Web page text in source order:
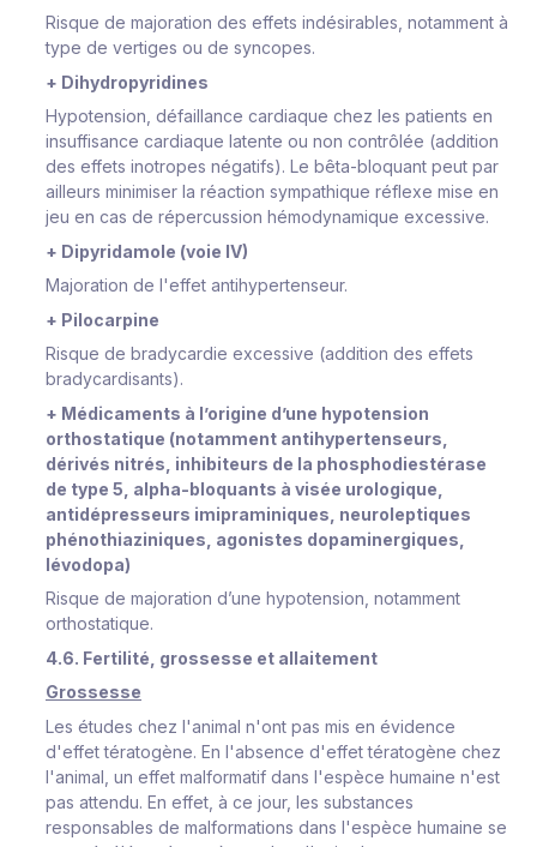
Risque de majoration des effets indésirables, notamment à
type de vertiges ou de syncopes.
+ Dihydropyridines
Hypotension, défaillance cardiaque chez les patients en
insuffisance cardiaque latente ou non contrôlée (addition
des effets inotropes négatifs). Le bêta-bloquant peut par
ailleurs minimiser la réaction sympathique réflexe mise en
jeu en cas de répercussion hémodynamique excessive.
+ Dipyridamole (voie IV)
Majoration de l'effet antihypertenseur.
+ Pilocarpine
Risque de bradycardie excessive (addition des effets
bradycardisants).
+ Médicaments à l’origine d’une hypotension
orthostatique (notamment antihypertenseurs,
dérivés nitrés, inhibiteurs de la phosphodiestérase
de type 5, alpha-bloquants à visée urologique,
antidépresseurs imipraminiques, neuroleptiques
phénothiaziniques, agonistes dopaminergiques,
lévodopa)
Risque de majoration d’une hypotension, notamment
orthostatique.
4.6. Fertilité, grossesse et allaitement
Grossesse
Les études chez l'animal n'ont pas mis en évidence
d'effet tératogène. En l'absence d'effet tératogène chez
l'animal, un effet malformatif dans l'espèce humaine n'est
pas attendu. En effet, à ce jour, les substances
responsables de malformations dans l'espèce humaine se